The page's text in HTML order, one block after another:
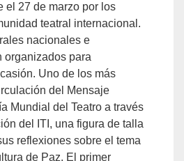
el 27 de marzo por los
teatral internacional.
nacionales e
organizados para
Uno de los más
del Mensaje
Mundial del Teatro a través
del ITI, una figura de talla
reflexiones sobre el tema
de Paz. El primer